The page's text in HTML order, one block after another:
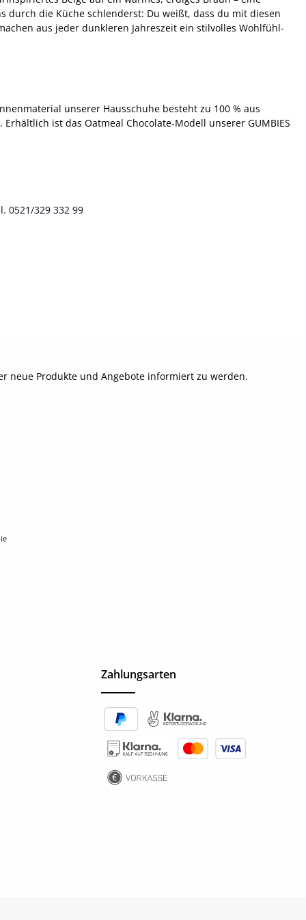
durch die Küche schlenderst: Du weißt, dass du mit diesen
aus jeder dunkleren Jahreszeit ein stilvolles Wohlfühl-
unserer Hausschuhe besteht zu 100 % aus
ist das Oatmeal Chocolate-Modell unserer GUMBIES
0521/329 332 99
neue Produkte und Angebote informiert zu werden.
Zahlungsarten